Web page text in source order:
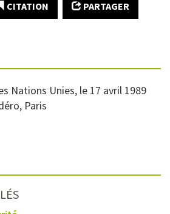
CITATION PARTAGER
Nations Unies, le 17 avril 1989
Paris